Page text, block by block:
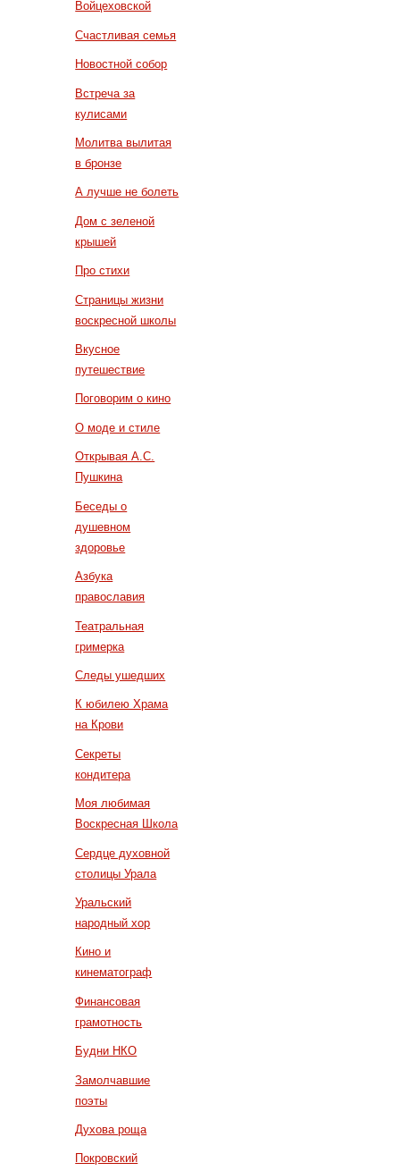
Войцеховской
Счастливая семья
Новостной собор
Встреча за
кулисами
Молитва вылитая
в бронзе
А лучше не болеть
Дом с зеленой
крышей
Про стихи
Страницы жизни
воскресной школы
Вкусное
путешествие
Поговорим о кино
О моде и стиле
Открывая А.С.
Пушкина
Беседы о
душевном
здоровье
Азбука
православия
Театральная
гримерка
Следы ушедших
К юбилею Храма
на Крови
Секреты
кондитера
Моя любимая
Воскресная Школа
Сердце духовной
столицы Урала
Уральский
народный хор
Кино и
кинематограф
Финансовая
грамотность
Будни НКО
Замолчавшие
поэты
Духова роща
Покровский